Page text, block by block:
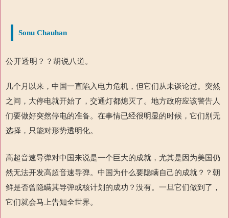
Sonu Chauhan
公开透明？ ？胡说八道。
几个月以来，中国一直陷入电力危机，但它们从未谈论过。突然
之间，大停电就开始了，交通灯都熄灭了。地方政府应该警告人
们要做好突然停电的准备。在事情已经很明显的时候，它们别无
选择，只能对形势透明化。
高超音速导弹对中国来说是一个巨大的成就，尤其是因为美国仍
然无法开发高超音速导弹。中国为什么要隐瞒自己的成就？？朝
鲜是否曾隐瞒其导弹或核计划的成功？没有。一旦它们做到了，
它们就会马上告知全世界。